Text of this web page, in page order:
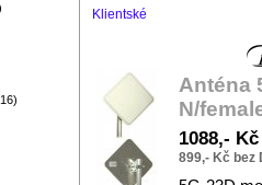
Klientské
Anténa
N/
1088,-
899,- Kč bez